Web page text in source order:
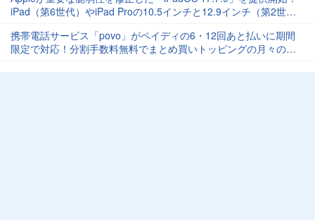
iPad（第6世代）やiPad Proの10.5インチと12.9インチ（第2世
携帯電話サービス「povo」がペイディの6・12回あと払いに期間
限定で対応！分割手数料無料でまとめ買いトッピングの月々の負